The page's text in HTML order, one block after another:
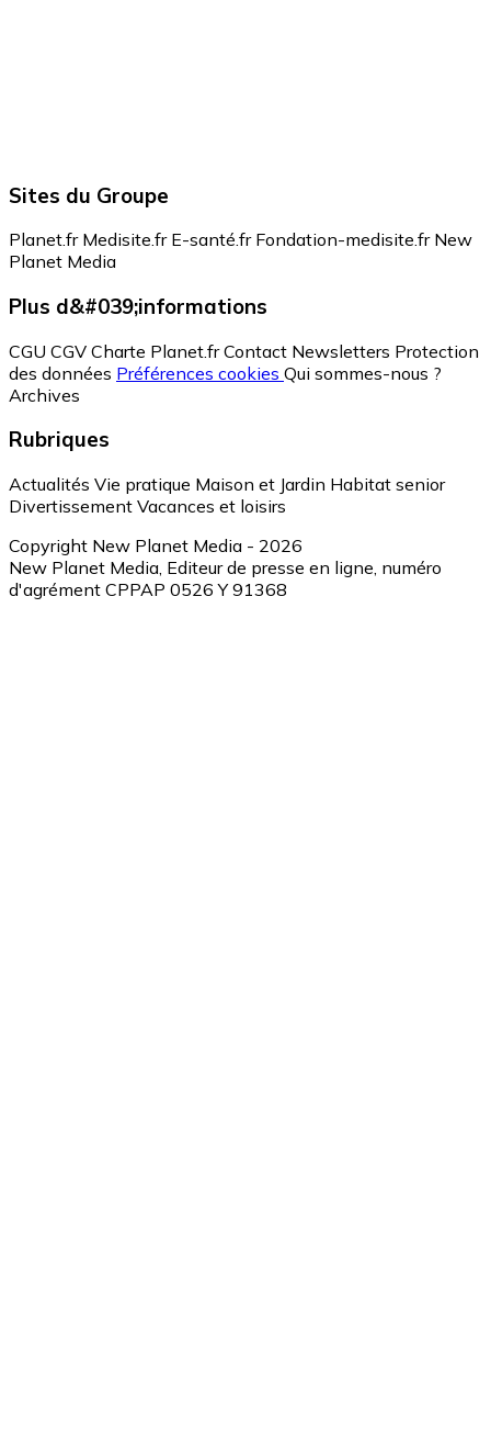
Sites du Groupe
Planet.fr Medisite.fr E-santé.fr Fondation-medisite.fr New
Planet Media
Plus d&#039;informations
CGU CGV Charte Planet.fr Contact Newsletters Protection
des données Préférences cookies Qui sommes-nous ?
Archives
Rubriques
Actualités Vie pratique Maison et Jardin Habitat senior
Divertissement Vacances et loisirs
Copyright New Planet Media - 2026
New Planet Media, Editeur de presse en ligne, numéro
d'agrément CPPAP 0526 Y 91368